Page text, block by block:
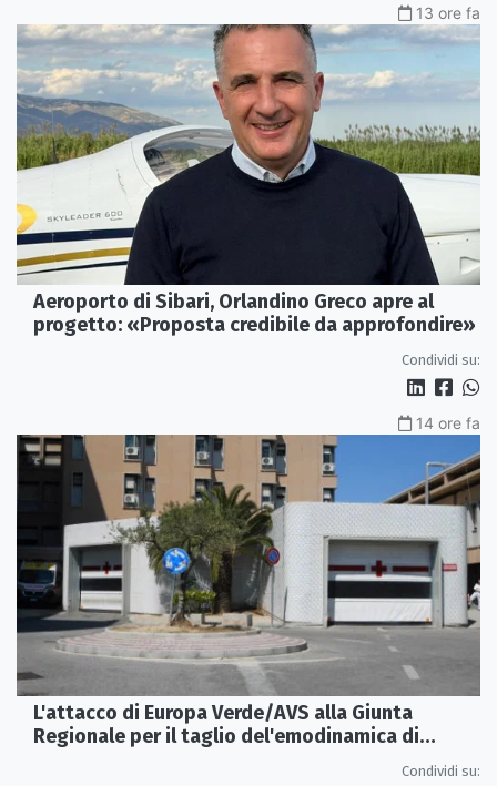
13 ore fa
Aeroporto di Sibari, Orlandino Greco apre al
progetto: «Proposta credibile da approfondire»
Condividi su:
14 ore fa
L'attacco di Europa Verde/AVS alla Giunta
Regionale per il taglio del'emodinamica di
Condividi su: